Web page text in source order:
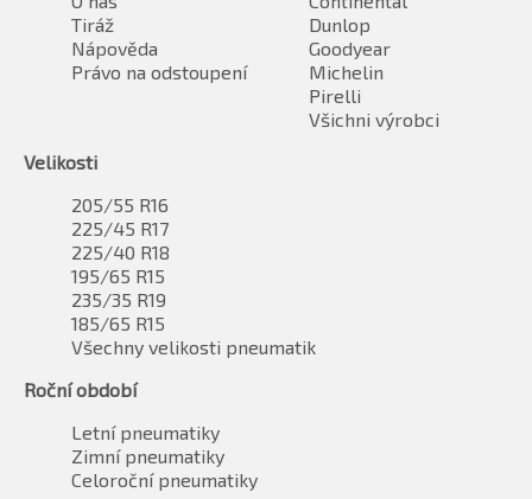
Tiráž
Nápověda
Právo na odstoupení
Dunlop
Goodyear
Michelin
Pirelli
Všichni výrobci
Velikosti
205/55 R16
225/45 R17
225/40 R18
195/65 R15
235/35 R19
185/65 R15
Všechny velikosti pneumatik
Roční období
Letní pneumatiky
Zimní pneumatiky
Celoroční pneumatiky